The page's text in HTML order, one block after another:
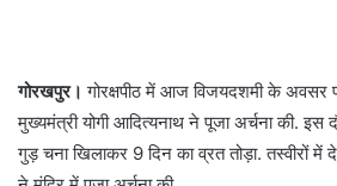
गोरखपुर।गोरक्षपीठ में आज विजयदशमी के अवसर
मुख्यमंत्री योगी आदित्यनाथ ने पूजा अर्चना की. इस
गुड़ चना खिलाकर 9 दिन का व्रत तोड़ा. तस्वीरों में